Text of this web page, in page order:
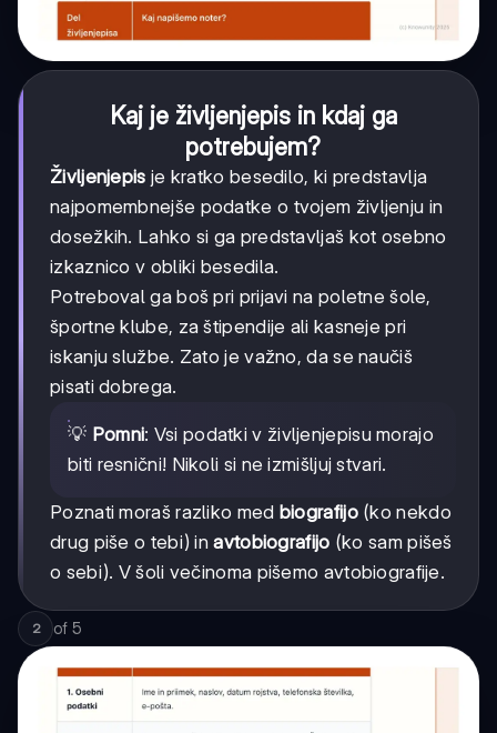
Kaj je življenjepis in kdaj ga
potrebujem?
Življenjepis je kratko besedilo, ki predstavlja
najpomembnejše podatke o tvojem življenju in
dosežkih. Lahko si ga predstavljaš kot osebno
izkaznico v obliki besedila.
Potreboval ga boš pri prijavi na poletne šole,
športne klube, za štipendije ali kasneje pri
iskanju službe. Zato je važno, da se naučiš
pisati dobrega.
💡 Pomni: Vsi podatki v življenjepisu morajo
biti resnični! Nikoli si ne izmišljuj stvari.
Poznati moraš razliko med biografijo(ko nekdo
drug piše o tebi) inavtobiografijo (ko sam pišeš
o sebi). V šoli večinoma pišemo avtobiografije.
2 of 5